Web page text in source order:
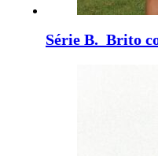
Série B. Brito